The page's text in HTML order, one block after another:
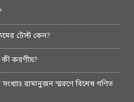
টেস্ট কেন?
কী করণীয়?
সংখ্যাঃ রামানুজন স্মরণে বিশেষ গণিত